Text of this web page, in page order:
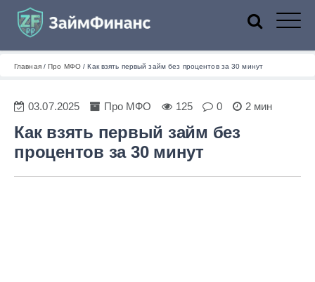
ZaymFinans
Главная/Про МФО /Как взять первый займ без процентов за 30 минут
03.07.2025 Про МФО 125 0 2 мин
Как взять первый займ без
процентов за 30 минут